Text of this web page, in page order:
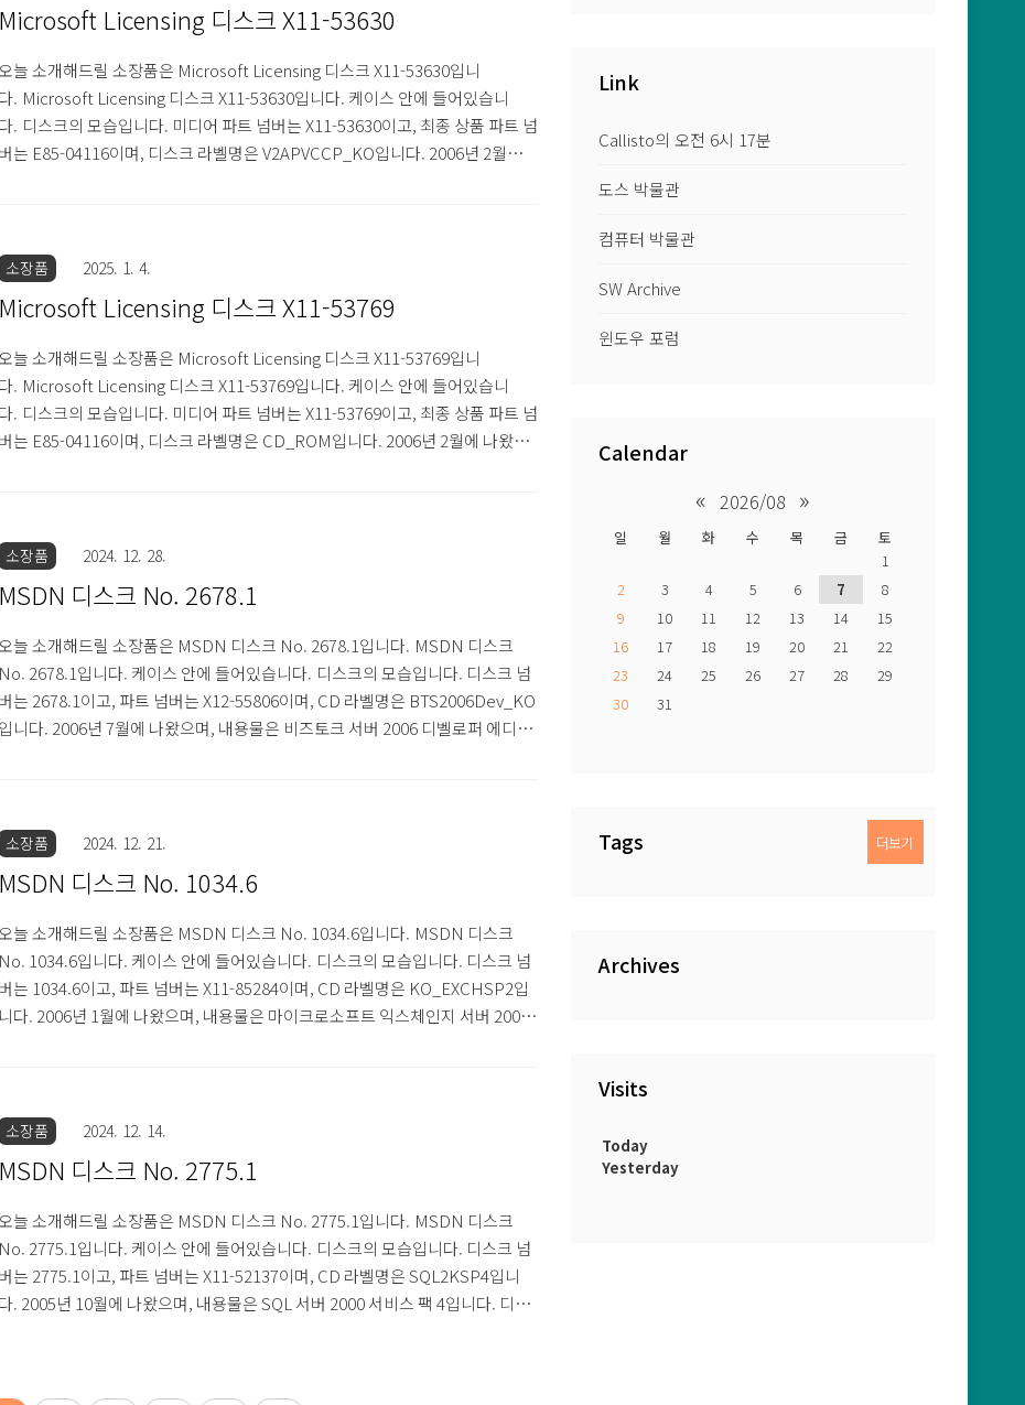
Link
Callisto의 오전 6시 17분
도스 박물관
컴퓨터 박물관
SW Archive
윈도우 포럼
Calendar
« 2026/08 »
일 월 화 수 목 금
토
1
2
3 4 5 6 7
8
9
10 11 12 13 14
15
16
17 18 19 20 21
22
23
24 25 26 27 28
29
30
31
Tags 더보기
Archives
Visits
Today
Yesterday
Microsoft Licensing 디스크 X11-53630
늘 소개해드릴 소장품은 Microsoft Licensing 디스크 X11-53630입니
다. Microsoft Licensing 디스크 X11-53630입니다. 케이스 안에 들어있습니
다. 디스크의 모습입니다. 미디어 파트 넘버는 X11-53630이고, 최종 상품 파트 넘
버는 E85-04116이며, 디스크 라벨명은 V2APVCCP_KO입니다. 2006년 2월에
면 우측에는 '모든 사용은 볼륨 라이센스 계약 조건에 따릅니다. 이 디스크의 무
소장품 2025. 1. 4.
Microsoft Licensing 디스크 X11-53769
늘 소개해드릴 소장품은 Microsoft Licensing 디스크 X11-53769입니
다. Microsoft Licensing 디스크 X11-53769입니다. 케이스 안에 들어있습니
다. 디스크의 모습입니다. 미디어 파트 넘버는 X11-53769이고, 최종 상품 파트 넘
버는 E85-04116이며, 디스크 라벨명은 CD_ROM입니다. 2006년 2월에 나왔으
조건에 따릅니다. 이 디스크의 무단 복제는 법으로 금지되어 있습니다. 소매 및
소장품 2024. 12. 28.
MSDN 디스크 No. 2678.1
늘 소개해드릴 소장품은 MSDN 디스크 No. 2678.1입니다. MSDN 디스크
No. 2678.1입니다. 케이스 안에 들어있습니다. 디스크의 모습입니다. 디스크 넘
버는 2678.1이고, 파트 넘버는 X12-55806이며, CD 라벨명은 BTS2006Dev_KO
입니다. 2006년 7월에 나왔으며, 내용물은 비즈토크 서버 2006 디벨로퍼 에디션
소장품 2024. 12. 21.
MSDN 디스크 No. 1034.6
늘 소개해드릴 소장품은 MSDN 디스크 No. 1034.6입니다. MSDN 디스크
No. 1034.6입니다. 케이스 안에 들어있습니다. 디스크의 모습입니다. 디스크 넘
버는 1034.6이고, 파트 넘버는 X11-85284이며, CD 라벨명은 KO_EXCHSP2입
니다. 2006년 1월에 나왔으며, 내용물은 마이크로소프트 익스체인지 서버 2003
소장품 2024. 12. 14.
MSDN 디스크 No. 2775.1
늘 소개해드릴 소장품은 MSDN 디스크 No. 2775.1입니다. MSDN 디스크
No. 2775.1입니다. 케이스 안에 들어있습니다. 디스크의 모습입니다. 디스크 넘
버는 2775.1이고, 파트 넘버는 X11-52137이며, CD 라벨명은 SQL2KSP4입니
다. 2005년 10월에 나왔으며, 내용물은 SQL 서버 2000 서비스 팩 4입니다. 디스